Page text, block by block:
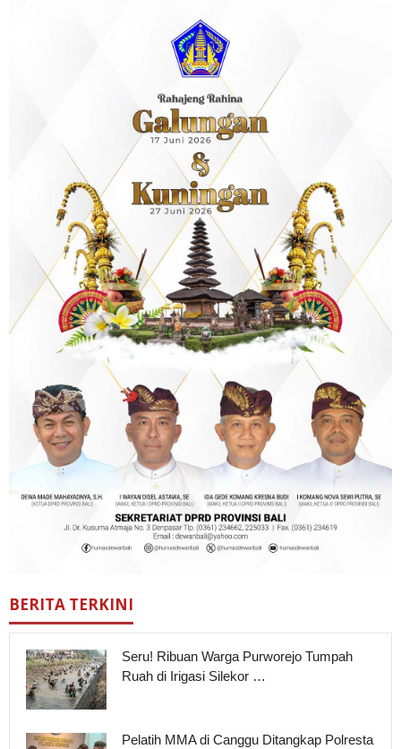
BERITA TERKINI
Seru! Ribuan Warga Purworejo Tumpah
Ruah di Irigasi Silekor …
Pelatih MMA di Canggu Ditangkap Polresta